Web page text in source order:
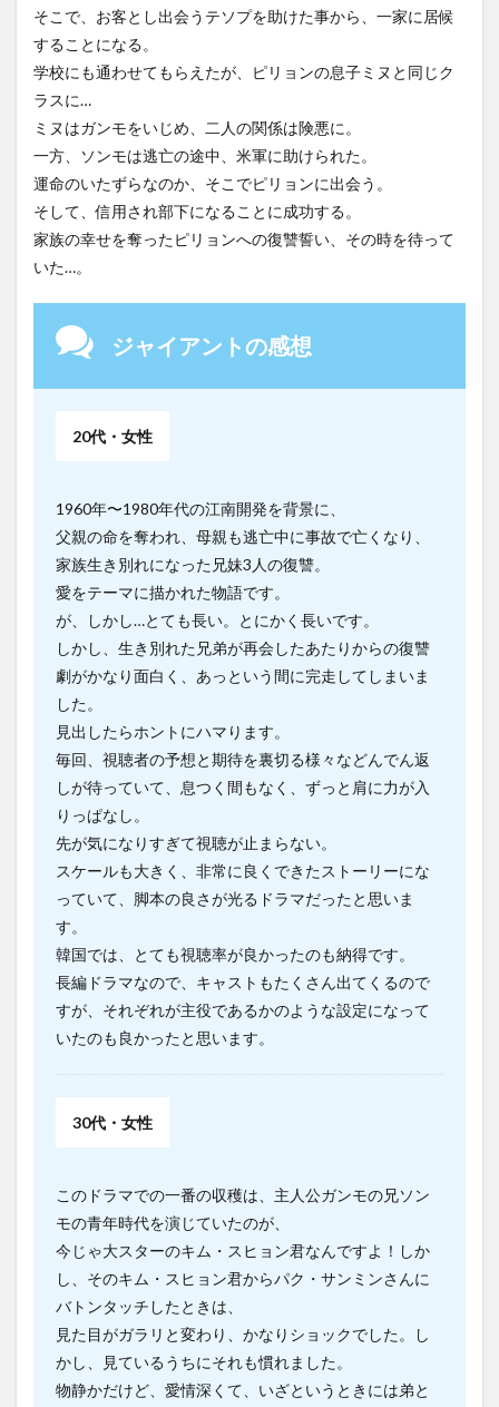
そこで、お客とし出会うテソプを助けた事から、一家に居候
することになる。
学校にも通わせてもらえたが、ピリョンの息子ミヌと同じク
ラスに…
ミヌはガンモをいじめ、二人の関係は険悪に。
一方、ソンモは逃亡の途中、米軍に助けられた。
運命のいたずらなのか、そこでピリョンに出会う。
そして、信用され部下になることに成功する。
家族の幸せを奪ったピリョンへの復讐誓い、その時を待って
いた…。
ジャイアントの感想
20代・女性
1960年〜1980年代の江南開発を背景に、
父親の命を奪われ、母親も逃亡中に事故で亡くなり、
家族生き別れになった兄妹3人の復讐。
愛をテーマに描かれた物語です。
が、しかし…とても長い。とにかく長いです。
しかし、生き別れた兄弟が再会したあたりからの復讐
劇がかなり面白く、あっという間に完走してしまいま
した。
見出したらホントにハマります。
毎回、視聴者の予想と期待を裏切る様々などんでん返
しが待っていて、息つく間もなく、ずっと肩に力が入
りっぱなし。
先が気になりすぎて視聴が止まらない。
スケールも大きく、非常に良くできたストーリーにな
っていて、脚本の良さが光るドラマだったと思いま
す。
韓国では、とても視聴率が良かったのも納得です。
長編ドラマなので、キャストもたくさん出てくるので
すが、それぞれが主役であるかのような設定になって
いたのも良かったと思います。
30代・女性
このドラマでの一番の収穫は、主人公ガンモの兄ソン
モの青年時代を演じていたのが、
今じゃ大スターのキム・スヒョン君なんですよ！しか
し、そのキム・スヒョン君からパク・サンミンさんに
バトンタッチしたときは、
見た目がガラリと変わり、かなりショックでした。し
かし、見ているうちにそれも慣れました。
物静かだけど、愛情深くて、いざというときには弟と